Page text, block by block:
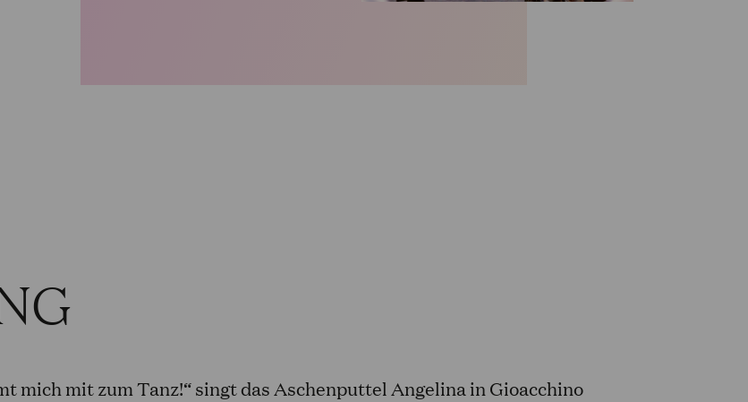
mich mit zum Tanz!“ singt das Aschenputtel Angelina in Gioacchino